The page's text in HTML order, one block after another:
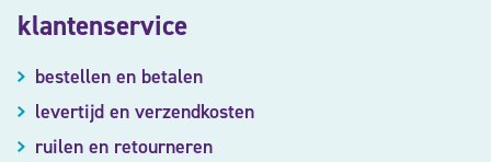
klantenservice
bestellen en betalen
levertijd en verzendkosten
ruilen en retourneren